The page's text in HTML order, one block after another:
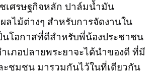
เศรษฐกิจหลัก ปาล์มน้ำมัน
ลไม้ต่างๆ สำหรับการจัดงานใน
นโอกาสที่ดีสำหรับพี่น้องประชาชน
ำเภอปลายพระยาจะได้นำของดี ที่มี
ะชุมชน มารวมกันไว้ในที่เดียวกัน